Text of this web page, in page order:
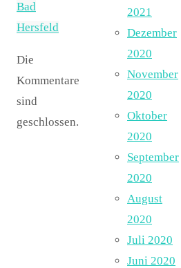
Bad
Hersfeld
Die
Kommentare
sind
geschlossen.
2021
Dezember
2020
November
2020
Oktober
2020
September
2020
August
2020
Juli 2020
Juni 2020